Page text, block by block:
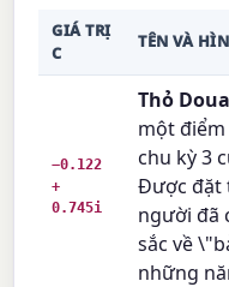
GIÁ TRỊ
C
TÊN VÀ
−0.122
+
0.745i
Thỏ
một
chu kỳ 3
Được đặt
người đã
sắc về
những